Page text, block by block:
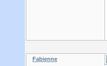
Fabienne